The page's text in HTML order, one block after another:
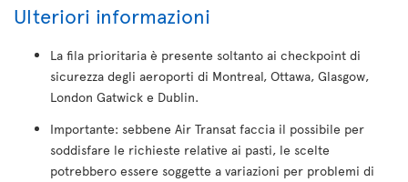
Ulteriori informazioni
La fila prioritaria è presente soltanto ai checkpoint di
sicurezza degli aeroporti di Montreal, Ottawa, Glasgow,
London Gatwick e Dublin.
Importante: sebbene Air Transat faccia il possibile per
soddisfare le richieste relative ai pasti, le scelte
potrebbero essere soggette a variazioni per problemi di